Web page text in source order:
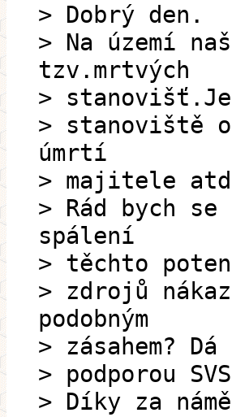
> Dobrý den.
> Na území
tzv.mrtvých
>
> stanoviště
úmrtí
> majitele
> Rád bych
spálení
> těchto
> zdrojů
podobným
> zásahem?
> podporou
> Díky za